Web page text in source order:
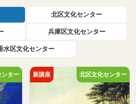
北区文化センター
兵庫区文化センター
水区文化センター